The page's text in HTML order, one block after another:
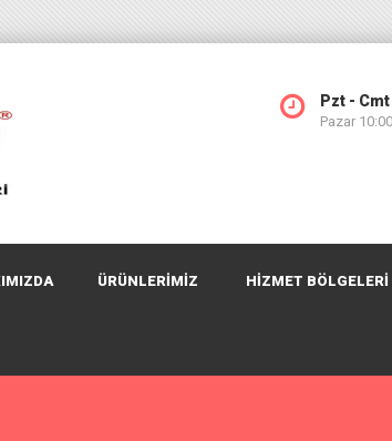
Pzt -
Pazar
ÜRÜNLERİMİZ HİZMET BÖLGELERİ